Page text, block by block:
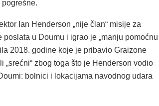
Ian Henderson „nije član“ misije za
u Doumu i igrao je „manju pomoćnu
2018. godine koje je pribavio Graizone
zbog toga što je Henderson vodio
bolnici i lokacijama navodnog udara